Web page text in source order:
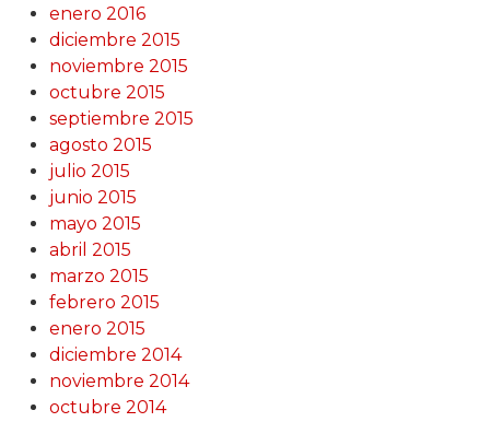
enero 2016
diciembre 2015
noviembre 2015
octubre 2015
septiembre 2015
agosto 2015
julio 2015
junio 2015
mayo 2015
abril 2015
marzo 2015
febrero 2015
enero 2015
diciembre 2014
noviembre 2014
octubre 2014